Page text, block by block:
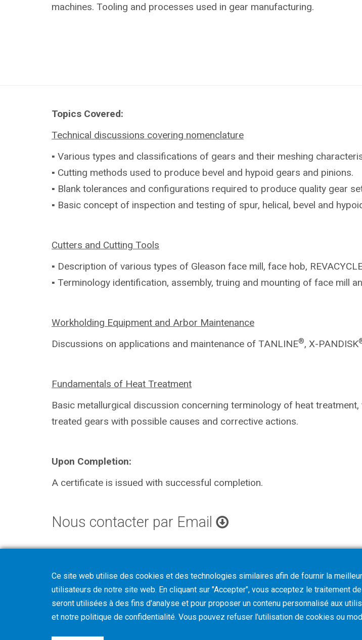
machines. Tooling and processes used in gear manufacturing.
Topics Covered:
Technical discussions covering nomenclature
▪ Various types and classifications of gears and their meshing
▪ Cutting methods used to produce bevel and hypoid gears and pinions.
▪ Blank tolerances and configurations required to produce quality gear
▪ Basic concept of inspection and testing of spur, helical, bevel and
Cutters and Cutting Tools
▪ Description of various types of Gleason face mill, face hob,
▪ Terminology identification, assembly, truing and mounting of face mill
Workholding Equipment and Arbor Maintenance
Discussions on applications and maintenance of TANLINE®, X-PANDISK
Fundamentals of Heat Treatment
Basic metallurgical discussion concerning terminology of heat
treated gears with possible causes and corrective actions.
Upon Completion:
A certificate is issued with successful completion.
Nous contacter par Email
Ce site web utilise des cookies et des technologies similaires afin de fournir la
utilisateurs de notre site web. En cliquant sur "Accepter", vous acceptez le traitement
seront utilisées à des fins d'analyse et pour proposer un contenu personnalisé aux
et notre politique de confidentialité. Vous pouvez refuser l'utilisation de cookies ou